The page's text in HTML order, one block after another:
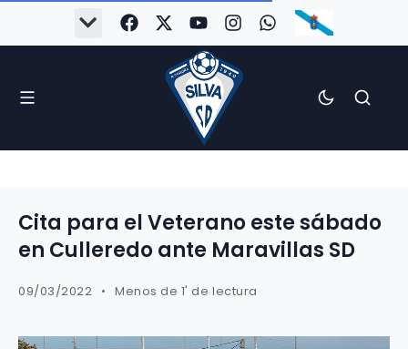
Cita para el Veterano este sábado
en Culleredo ante Maravillas SD
09/03/2022 Menos de 1' de lectura